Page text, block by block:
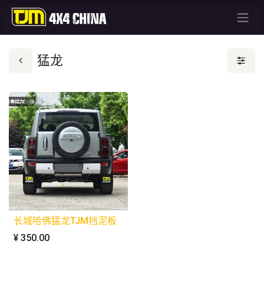
猛龙
长城哈佛猛龙TJM挡泥板
¥ 350.00